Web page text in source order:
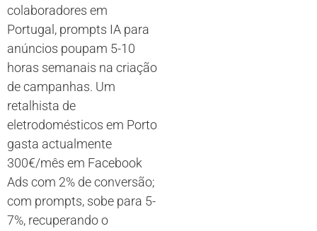
colaboradores em
Portugal, prompts IA para
anúncios poupam 5-10
horas semanais na criação
de campanhas. Um
retalhista de
eletrodomésticos em Porto
gasta actualmente
300€/mês em Facebook
Ads com 2% de conversão;
com prompts, sobe para 5-
7%, recuperando o